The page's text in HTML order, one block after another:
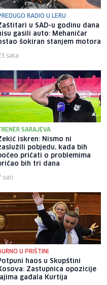
RADIO U LERU
u SAD-u godinu dana
gasili auto: Mehaničar
šokiran stanjem motora
sata
SARAJEVA
iskren: Nismo ni
pobjedu, kada bih
pričati o problemima
bih tri dana
sati
U PRIŠTINI
haos u Skupštini
Zastupnica opozicije
gađala Kurtija